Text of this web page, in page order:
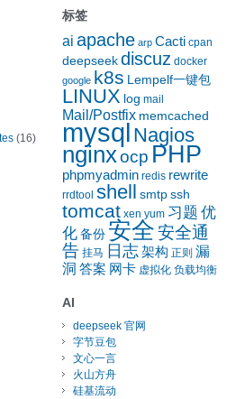
(16)
标签
ai apache arp Cacti cpan
deepseek discuz docker
google k8s Lempelf一键包
LINUX log mail
Mail/Postfix memcached
mysql Nagios
nginxocp PHP
phpmyadmin redis rewrite
rrdtool shell smtp ssh
tomcat xen yum 习题 优
化 备份 安全安全通
告 挂马 日志架构 正则 漏
洞 答案 网卡 虚拟化 负载均衡
AI
deepseek 官网
字节豆包
文心一言
火山方舟
硅基流动